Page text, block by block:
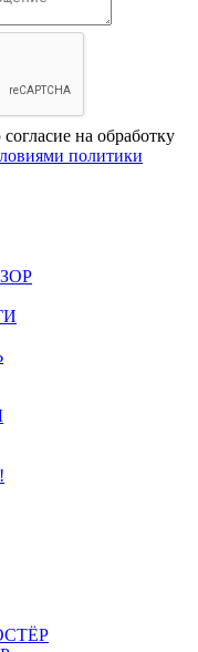
на обработку
политики